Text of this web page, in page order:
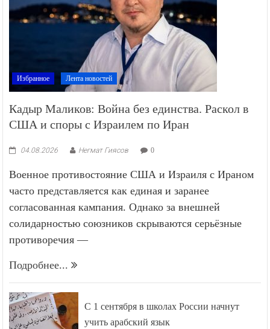
Избранное Лента новостей
Кадыр Маликов: Война без единства. Раскол в
США и споры с Израилем по Иран
04.08.2026 Негмат Гиясов 0
Военное противостояние США и Израиля с Ираном
часто представляется как единая и заранее
согласованная кампания. Однако за внешней
солидарностью союзников скрываются серьёзные
противоречия —
Подробнее...
С 1 сентября в школах России начнут
учить арабский язык